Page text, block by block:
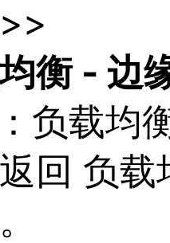
均衡- 边
负载均
回 负载